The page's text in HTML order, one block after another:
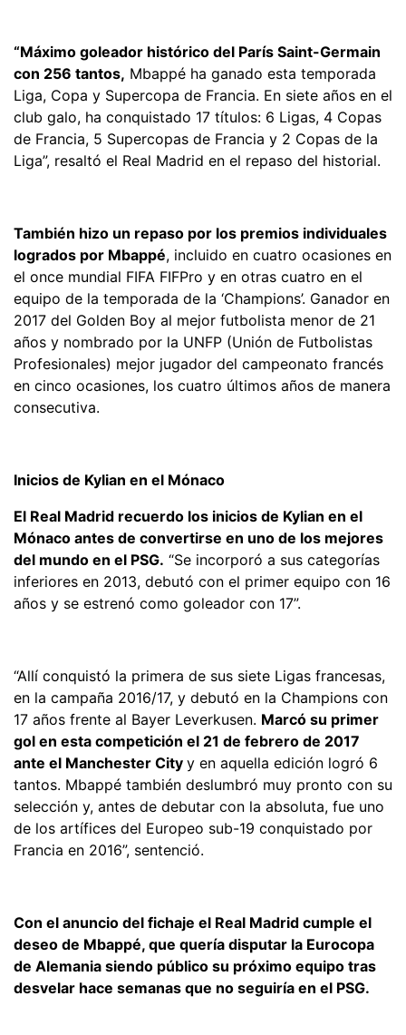
“Máximo goleador histórico del París Saint-Germain
con 256 tantos, Mbappé ha ganado esta temporada
Liga, Copa y Supercopa de Francia. En siete años en el
club galo, ha conquistado 17 títulos: 6 Ligas, 4 Copas
de Francia, 5 Supercopas de Francia y 2 Copas de la
Liga”, resaltó el Real Madrid en el repaso del historial.
También hizo un repaso por los premios individuales
logrados por Mbappé, incluido en cuatro ocasiones en
el once mundial FIFA FIFPro y en otras cuatro en el
equipo de la temporada de la ‘Champions’. Ganador en
2017 del Golden Boy al mejor futbolista menor de 21
años y nombrado por la UNFP (Unión de Futbolistas
Profesionales) mejor jugador del campeonato francés
en cinco ocasiones, los cuatro últimos años de manera
consecutiva.
Inicios de Kylian en el Mónaco
El Real Madrid recuerdo los inicios de Kylian en el
Mónaco antes de convertirse en uno de los mejores
del mundo en el PSG. “Se incorporó a sus categorías
inferiores en 2013, debutó con el primer equipo con 16
años y se estrenó como goleador con 17”.
“Allí conquistó la primera de sus siete Ligas francesas,
en la campaña 2016/17, y debutó en la Champions con
17 años frente al Bayer Leverkusen. Marcó su primer
gol en esta competición el 21 de febrero de 2017
ante el Manchester City y en aquella edición logró 6
tantos. Mbappé también deslumbró muy pronto con su
selección y, antes de debutar con la absoluta, fue uno
de los artífices del Europeo sub-19 conquistado por
Francia en 2016”, sentenció.
Con el anuncio del fichaje el Real Madrid cumple el
deseo de Mbappé, que quería disputar la Eurocopa
de Alemania siendo público su próximo equipo tras
desvelar hace semanas que no seguiría en el PSG.